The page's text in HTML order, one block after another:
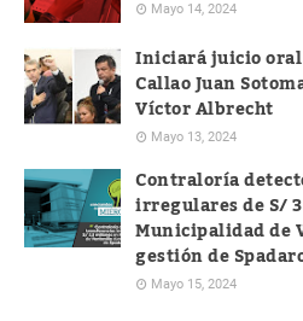
Mayo 14, 2024
Iniciará juicio
Callao Juan
Víctor Albrecht
Mayo 13, 2024
Contraloría
irregulares de S/
Municipalidad de
gestión de
Mayo 15, 2024